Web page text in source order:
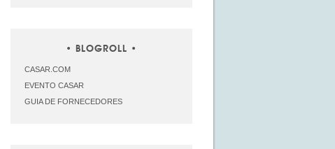
BLOGROLL
CASAR.COM
EVENTO CASAR
GUIA DE FORNECEDORES